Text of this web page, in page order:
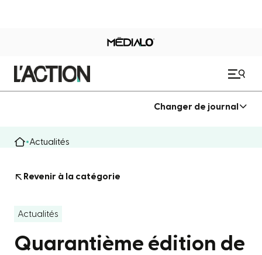
Changer de journal
Actualités
Revenir à la catégorie
Actualités
Quarantième édition de